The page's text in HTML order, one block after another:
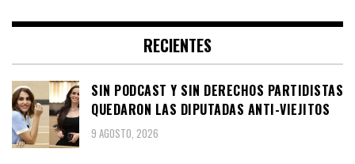
RECIENTES
SIN PODCAST Y SIN DERECHOS PARTIDISTAS
QUEDARON LAS DIPUTADAS ANTI-VIEJITOS
9 AGOSTO, 2026